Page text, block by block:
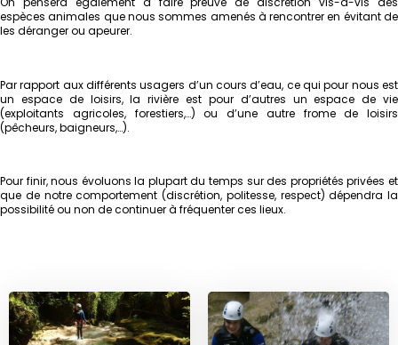
espèces animales que nous sommes amenés à rencontrer en évitant de
les déranger ou apeurer.
Par rapport aux différents usagers d’un cours d’eau, ce qui pour nous est
un espace de loisirs, la rivière est pour d’autres un espace de vie
(exploitants agricoles, forestiers,…) ou d’une autre frome de loisirs
(pêcheurs, baigneurs,…).
Pour finir, nous évoluons la plupart du temps sur des propriétés privées et
que de notre comportement (discrétion, politesse, respect) dépendra la
possibilité ou non de continuer à fréquenter ces lieux.